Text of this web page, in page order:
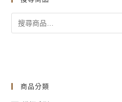
商品分類